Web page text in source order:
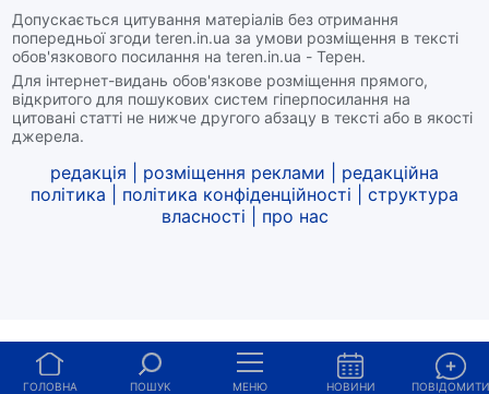
Допускається цитування матеріалів без отримання
попередньої згоди teren.in.ua за умови розміщення в тексті
обов'язкового посилання на teren.in.ua - Терен.
Для інтернет-видань обов'язкове розміщення прямого,
відкритого для пошукових систем гіперпосилання на
цитовані статті не нижче другого абзацу в тексті або в якості
джерела.
редакція розміщення реклами
редакційна
політика
політика конфіденційності
структура
власності
про нас
ГОЛОВНА ПОШУК МЕНЮ НОВИНИ